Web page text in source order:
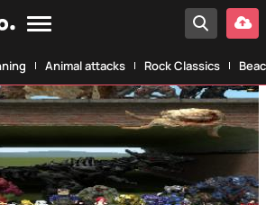
Animal attacks Rock Classics